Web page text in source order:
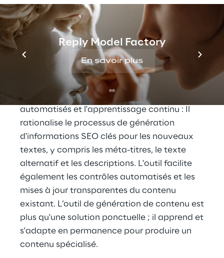
Reply Model Factory
En savoir plus
moteur de génération de contenu pour créer
différentes variantes de texte pour des
publics spécifiques et utiliser des indicateurs
pour sélectionner celles qui ont le plus
d'impact.
Le plugin dispose d'autres fonctionnalités
clés telles que le référencement, les contrôles
automatisés et l'apprentissage continu : Il
rationalise le processus de génération
d'informations SEO clés pour les nouveaux
textes, y compris les méta-titres, le texte
alternatif et les descriptions. L'outil facilite
également les contrôles automatisés et les
mises à jour transparentes du contenu
existant. L’outil de génération de contenu est
plus qu'une solution ponctuelle ; il apprend et
s'adapte en permanence pour produire un
contenu spécialisé.